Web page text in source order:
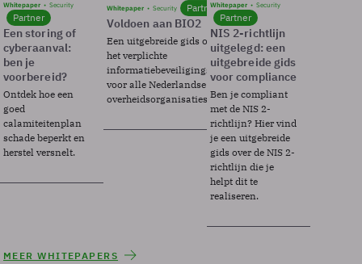
Whitepaper Security
Partner
Een storing of
cyberaanval:
ben je
voorbereid?
Ontdek hoe een
goed
calamiteitenplan
schade beperkt en
herstel versnelt.
Whitepaper Security Partner
Voldoen aan BIO2
Een uitgebreide gids over BIO2,
het verplichte
informatiebeveiligingsframework
voor alle Nederlandse
overheidsorganisaties.
Whitepaper Security
Partner
NIS 2-richtlijn
uitgelegd: een
uitgebreide gids
voor compliance
Ben je compliant
met de NIS 2-
richtlijn? Hier vind
je een uitgebreide
gids over de NIS 2-
richtlijn die je
helpt dit te
realiseren.
MEER WHITEPAPERS